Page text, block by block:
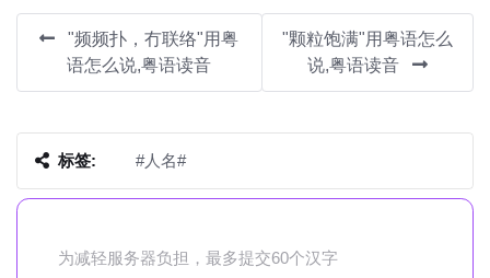
"频频扑，冇联络"用粤
语怎么说,粤语读音
"颗粒饱满"用粤语怎么
说,粤语读音
标签: #人名#